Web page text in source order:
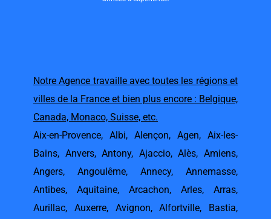
Notre Agence travaille avec toutes les régions et
villes de la France et bien plus encore : Belgique,
Canada, Monaco, Suisse, etc.
Aix-en-Provence, Albi, Alençon, Agen, Aix-les-
Bains, Anvers,Antony, Ajaccio,Alès,Amiens,
Angers, Angoulême, Annecy, Annemasse,
Antibes, Aquitaine, Arcachon, Arles, Arras,
Aurillac, Auxerre, Avignon,Alfortville, Bastia,